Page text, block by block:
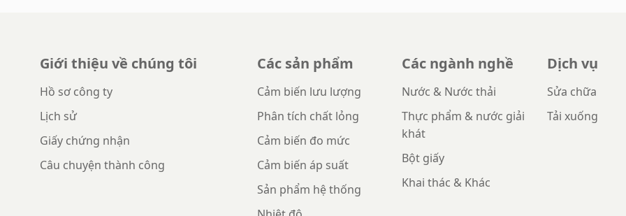
Giới thiệu về chúng tôi
Hồ sơ công ty
Lịch sử
Giấy chứng nhận
Câu chuyện thành công
Các sản phẩm
Cảm biến lưu lượng
Phân tích chất lỏng
Cảm biến đo mức
Cảm biến áp suất
Sản phẩm hệ thống
Các ngành nghề
Nước & Nước thải
Thực phẩm & nước giải
khát
Bột giấy
Khai thác & Khác
Dịch vụ
Sửa chữa
Tải xuống